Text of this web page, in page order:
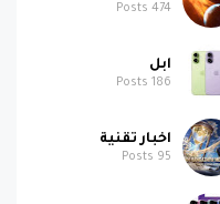
474
ابل
186
اخبار تقنية
95